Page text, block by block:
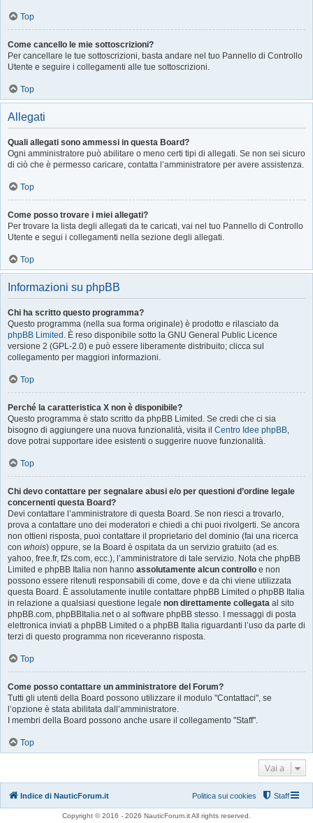
Top
Come cancello le mie sottoscrizioni?
Per cancellare le tue sottoscrizioni, basta andare nel tuo Pannello di Controllo
Utente e seguire i collegamenti alle tue sottoscrizioni.
Top
Allegati
Quali allegati sono ammessi in questa Board?
Ogni amministratore può abilitare o meno certi tipi di allegati. Se non sei sicuro
di ciò che è permesso caricare, contatta l’amministratore per avere assistenza.
Top
Come posso trovare i miei allegati?
Per trovare la lista degli allegati da te caricati, vai nel tuo Pannello di Controllo
Utente e segui i collegamenti nella sezione degli allegati.
Top
Informazioni su phpBB
Chi ha scritto questo programma?
Questo programma (nella sua forma originale) è prodotto e rilasciato da
phpBB Limited . È reso disponibile sotto la GNU General Public Licence
versione 2 (GPL-2.0) e può essere liberamente distribuito; clicca sul
collegamento per maggiori informazioni.
Top
Perché la caratteristica X non è disponibile?
Questo programma è stato scritto da phpBB Limited. Se credi che ci sia
bisogno di aggiungere una nuova funzionalità, visita il Centro Idee phpBB,
dove potrai supportare idee esistenti o suggerire nuove funzionalità.
Top
Chi devo contattare per segnalare abusi e/o per questioni d’ordine legale
concernenti questa Board?
Devi contattare l’amministratore di questa Board. Se non riesci a trovarlo,
prova a contattare uno dei moderatori e chiedi a chi puoi rivolgerti. Se ancora
non ottieni risposta, puoi contattare il proprietario del dominio (fai una ricerca
con whois) oppure, se la Board è ospitata da un servizio gratuito (ad es.
yahoo, free.fr, f2s.com, ecc.), l’amministratore di tale servizio. Nota che phpBB
Limited e phpBB Italia non hanno assolutamente alcun controllo e non
possono essere ritenuti responsabili di come, dove e da chi viene utilizzata
questa Board. È assolutamente inutile contattare phpBB Limited o phpBB Italia
in relazione a qualsiasi questione legale non direttamente collegata al sito
phpBB.com, phpBBItalia.net o al software phpBB stesso. I messaggi di posta
elettronica inviati a phpBB Limited o a phpBB Italia riguardanti l’uso da parte di
terzi di questo programma non riceveranno risposta.
Top
Come posso contattare un amministratore del Forum?
Tutti gli utenti della Board possono utilizzare il modulo "Contattaci", se
l’opzione è stata abilitata dall’amministratore.
I membri della Board possono anche usare il collegamento "Staff".
Top
Vai a
Indice di NauticForum.it Staff
Politica sui cookies
Copyright © 2016 - 2026 NauticForum.it All rights reserved.